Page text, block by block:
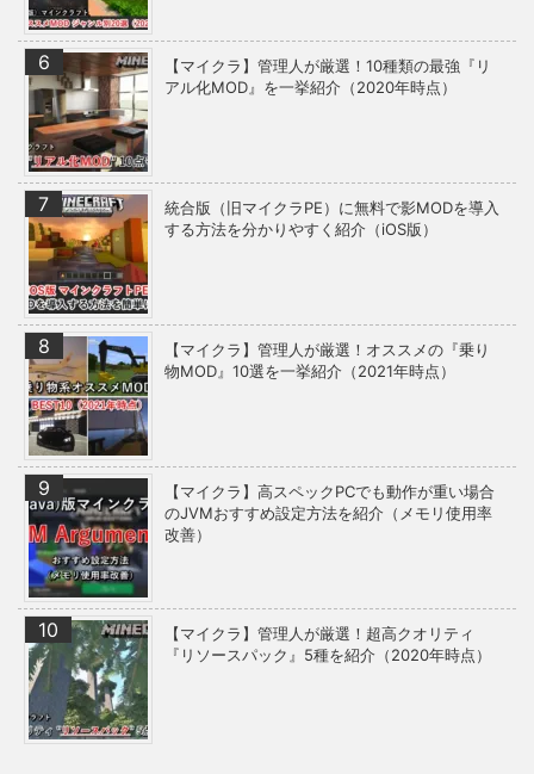
【マイクラ】管理人が厳選！10種類の最強『リ
アル化MOD』を一挙紹介（2020年時点）
統合版（旧マイクラPE）に無料で影MODを導入
する方法を分かりやすく紹介（iOS版）
【マイクラ】管理人が厳選！オススメの『乗り
物MOD』10選を一挙紹介（2021年時点）
【マイクラ】高スペックPCでも動作が重い場合
のJVMおすすめ設定方法を紹介（メモリ使用率
改善）
【マイクラ】管理人が厳選！超高クオリティ
『リソースパック』5種を紹介（2020年時点）